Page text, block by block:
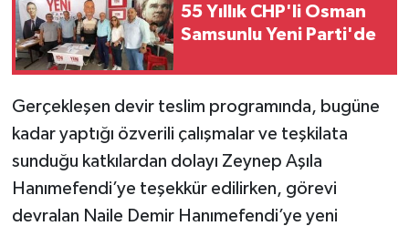
55 Yıllık CHP'li Osman
Samsunlu Yeni Parti'de
Gerçekleşen devir teslim programında, bugüne
kadar yaptığı özverili çalışmalar ve teşkilata
sunduğu katkılardan dolayı Zeynep Aşıla
Hanımefendi’ye teşekkür edilirken, görevi
devralan Naile Demir Hanımefendi’ye yeni